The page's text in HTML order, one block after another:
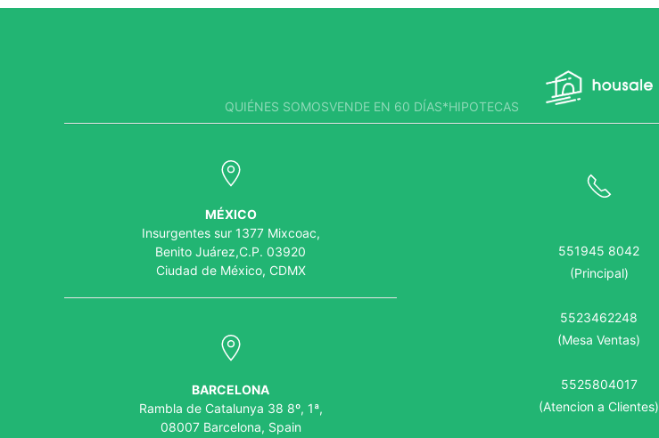
QUIÉNES SOMOSVENDE EN 60 DÍAS*HIPOTECAS
MÉXICO
Insurgentes sur 1377 Mixcoac,
Benito Juárez,C.P. 03920
Ciudad de México, CDMX
BARCELONA
Rambla de Catalunya 38 8º, 1ª,
08007 Barcelona, Spain
551945 8042
(Principal)
5523462248
(Mesa Ventas)
5525804017
(Atencion a Clientes)